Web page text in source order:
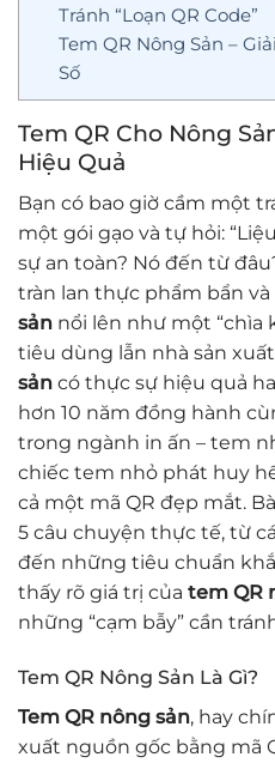
Tránh “Loạn QR Code”
Tem QR Nông Sản –
Số
Tem QR Cho Nông
Hiệu Quả
Bạn có bao giờ cầm một
một gói gạo và tự hỏi:
sự an toàn? Nó đến từ
tràn lan thực phẩm bẩn và
sản nổi lên như một “chìa
tiêu dùng lẫn nhà sản
sản có thực sự hiệu quả
hơn 10 năm đồng hành
trong ngành in ấn – tem
chiếc tem nhỏ phát huy
cả một mã QR đẹp mắt.
5 câu chuyện thực tế, từ
đến những tiêu chuẩn
thấy rõ giá trị của tem QR
những “cạm bẫy” cần
Tem QR Nông Sản Là Gì?
Tem QR nông sản, hay
xuất nguồn gốc bằng mã